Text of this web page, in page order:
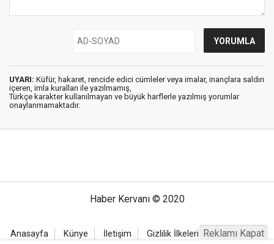
UYARI: Küfür, hakaret, rencide edici cümleler veya imalar, inançlara saldırı
içeren, imla kuralları ile yazılmamış,
Türkçe karakter kullanılmayan ve büyük harflerle yazılmış yorumlar
onaylanmamaktadır.
Haber Kervanı © 2020
Anasayfa Künye İletişim Gizlilik İlkeleri Sitene Ekle
Reklamı Kapat